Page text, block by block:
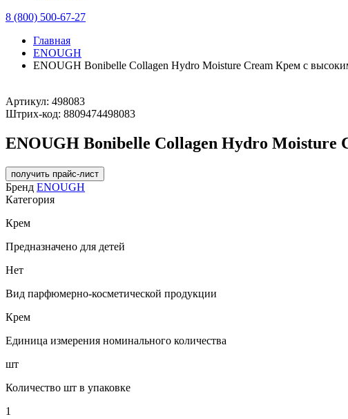
8 (800) 500-67-27
Главная
ENOUGH
ENOUGH Bonibelle Collagen Hydro Moisture Cream Крем с
Артикул: 498083
Штрих-код: 8809474498083
ENOUGH Bonibelle Collagen Hydro Moisture
получить прайс-лист
Бренд ENOUGH
Категория
Крем
Предназначено для детей
Нет
Вид парфюмерно-косметической продукции
Крем
Единица измерения номинального количества
шт
Количество шт в упаковке
1